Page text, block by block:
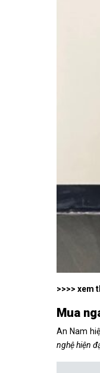
>>>> xem
Mua
An Nam
nghệ hiện